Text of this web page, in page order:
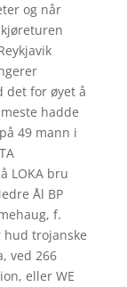
og når
det for øyet å
hadde
49 mann i
LOKA bru
Ål BP
f.
hud trojanske
ved 266
eller WE